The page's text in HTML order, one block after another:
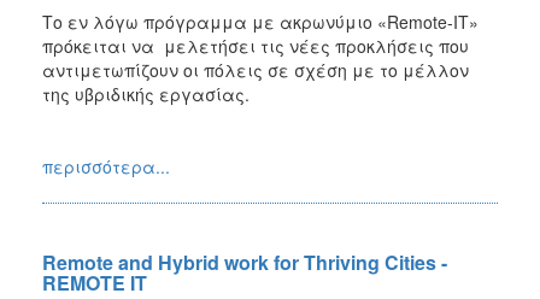
Το εν λόγω πρόγραμμα με ακρωνύμιο «Remote-IT»
πρόκειται να μελετήσει τις νέες προκλήσεις που
αντιμετωπίζουν οι πόλεις σε σχέση με το μέλλον
της υβριδικής εργασίας.
περισσότερα...
Remote and Hybrid work for Thriving Cities -
REMOTE IT